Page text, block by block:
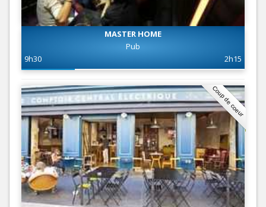
MASTER HOME
Pub
9h30
2h15
Coup de coeur